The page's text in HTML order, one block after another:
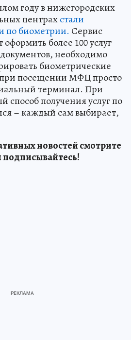
году в нижегородских
центрахстали
по биометрии. Сервис
более 100 услуг
необходимо
биометрические
посещении МФЦ просто
терминал. При
способ получения услуг по
– каждый сам выбирает,
новостей смотрите